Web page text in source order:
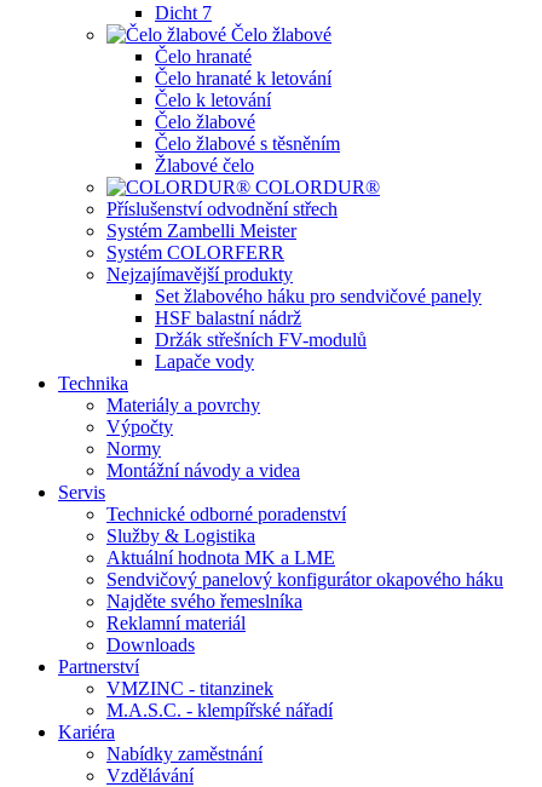
Dicht 7
Čelo žlabové
Čelo hranaté
Čelo hranaté k letování
Čelo k letování
Čelo žlabové
Čelo žlabové s těsněním
Žlabové čelo
COLORDUR®
Příslušenství odvodnění střech
Systém Zambelli Meister
Systém COLORFERR
Nejzajímavější produkty
Set žlabového háku pro sendvičové panely
HSF balastní nádrž
Držák střešních FV-modulů
Lapače vody
Technika
Materiály a povrchy
Výpočty
Normy
Montážní návody a videa
Servis
Technické odborné poradenství
Služby & Logistika
Aktuální hodnota MK a LME
Sendvičový panelový konfigurátor okapového háku
Najděte svého řemeslníka
Reklamní materiál
Downloads
Partnerství
VMZINC - titanzinek
M.A.S.C. - klempířské nářadí
Kariéra
Nabídky zaměstnání
Vzdělávání